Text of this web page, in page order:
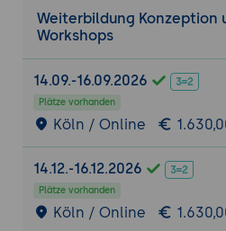
Visualisierung und
Moderations- und
Rolle der
Trainer:in
Umgang mit
Redeanteilen
Haltung,
Zeitmanagement und
Zeitpuffer, Taktung,
Weiterbildung Konzeption
Workshops
14.09.-16.09.2026
Plätze vorhanden
Köln / Online
14.12.-16.12.2026
Plätze vorhanden
Köln / Online